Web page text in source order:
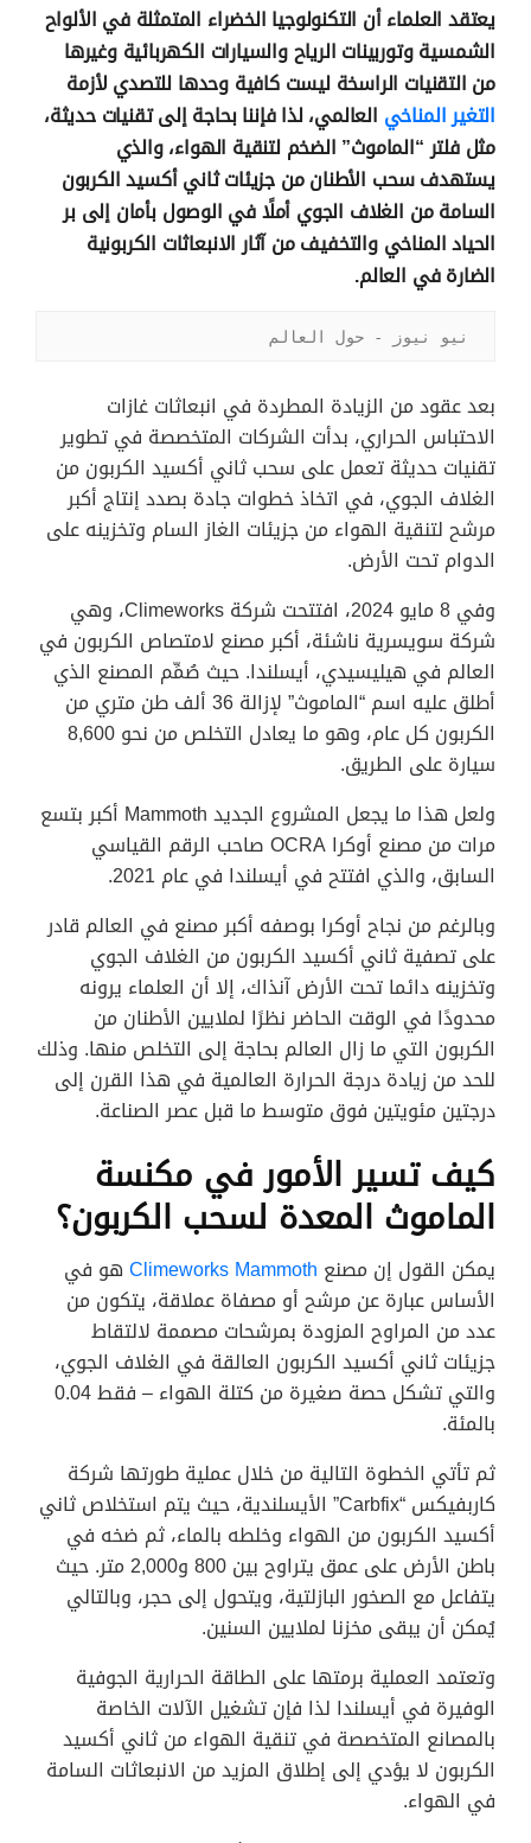
يعتقد العلماء أن التكنولوجيا الخضراء المتمثلة في الألواح
الشمسية وتوربينات الرياح والسيارات الكهربائية وغيرها
من التقنيات الراسخة ليست كافية وحدها للتصدي لأزمة
التغير المناخي العالمي، لذا فإننا بحاجة إلى تقنيات حديثة،
مثل فلتر “الماموث” الضخم لتنقية الهواء، والذي
يستهدف سحب الأطنان من جزيئات ثاني أكسيد الكربون
السامة من الغلاف الجوي أملًا في الوصول بأمان إلى بر
الحياد المناخي والتخفيف من آثار الانبعاثات الكربونية
الضارة في العالم.
نيو نيوز - حول العالم
بعد عقود من الزيادة المطردة في انبعاثات غازات
الاحتباس الحراري، بدأت الشركات المتخصصة في تطوير
تقنيات حديثة تعمل على سحب ثاني أكسيد الكربون من
الغلاف الجوي، في اتخاذ خطوات جادة بصدد إنتاج أكبر
مرشح لتنقية الهواء من جزيئات الغاز السام وتخزينه على
الدوام تحت الأرض.
وفي 8 مايو 2024، افتتحت شركة Climeworks، وهي
شركة سويسرية ناشئة، أكبر مصنع لامتصاص الكربون في
العالم في هيليسيدي، أيسلندا. حيث صُمِّم المصنع الذي
أطلق عليه اسم “الماموث” لإزالة 36 ألف طن متري من
الكربون كل عام، وهو ما يعادل التخلص من نحو 8,600
سيارة على الطريق.
ولعل هذا ما يجعل المشروع الجديد Mammoth أكبر بتسع
مرات من مصنع أوكرا OCRA صاحب الرقم القياسي
السابق، والذي افتتح في أيسلندا في عام 2021.
وبالرغم من نجاح أوكرا بوصفه أكبر مصنع في العالم قادر
على تصفية ثاني أكسيد الكربون من الغلاف الجوي
وتخزينه دائما تحت الأرض آنذاك، إلا أن العلماء يرونه
محدودًا في الوقت الحاضر نظرًا لملايين الأطنان من
الكربون التي ما زال العالم بحاجة إلى التخلص منها. وذلك
للحد من زيادة درجة الحرارة العالمية في هذا القرن إلى
درجتين مئويتين فوق متوسط ما قبل عصر الصناعة.
كيف تسير الأمور في مكنسة
الماموث المعدة لسحب الكربون؟
يمكن القول إن مصنع Climeworks Mammothهو في
الأساس عبارة عن مرشح أو مصفاة عملاقة، يتكون من
عدد من المراوح المزودة بمرشحات مصممة لالتقاط
جزيئات ثاني أكسيد الكربون العالقة في الغلاف الجوي،
والتي تشكل حصة صغيرة من كتلة الهواء – فقط 0.04
بالمئة.
ثم تأتي الخطوة التالية من خلال عملية طورتها شركة
كاربفيكس “Carbfix” الأيسلندية، حيث يتم استخلاص ثاني
أكسيد الكربون من الهواء وخلطه بالماء، ثم ضخه في
باطن الأرض على عمق يتراوح بين 800 و2,000 متر. حيث
يتفاعل مع الصخور البازلتية، ويتحول إلى حجر، وبالتالي
يُمكن أن يبقى مخزنا لملايين السنين.
وتعتمد العملية برمتها على الطاقة الحرارية الجوفية
الوفيرة في أيسلندا لذا فإن تشغيل الآلات الخاصة
بالمصانع المتخصصة في تنقية الهواء من ثاني أكسيد
الكربون لا يؤدي إلى إطلاق المزيد من الانبعاثات السامة
في الهواء.